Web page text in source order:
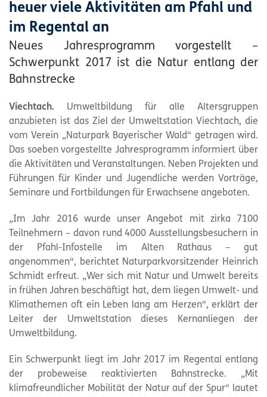
heuer viele Aktivitäten am Pfahl und
im Regental an
Neues Jahresprogramm vorgestellt –
Schwerpunkt 2017 ist die Natur entlang der
Bahnstrecke
Viechtach. Umweltbildung für alle Altersgruppen
anzubieten ist das Ziel der Umweltstation Viechtach, die
vom Verein „NaturparkBayerischer Wald“ getragen wird.
Das soeben vorgestellte Jahresprogramm informiert über
die Aktivitäten und Veranstaltungen. Neben Projekten und
Führungen für Kinder und Jugendliche werden Vorträge,
Seminare und Fortbildungen für Erwachsene angeboten.
„Im Jahr 2016 wurde unser Angebot mit zirka 7100
Teilnehmern – davon rund 4000 Ausstellungsbesuchern in
der Pfahl-Infostelle im Alten Rathaus – gut
angenommen“, berichtet Naturparkvorsitzender Heinrich
Schmidt erfreut. „Wer sich mit Natur und Umwelt bereits
in frühen Jahren beschäftigt hat, dem liegen Umwelt- und
Klimathemen oft ein Leben lang am Herzen“, erklärt der
Leiter der Umweltstation dieses Kernanliegen der
Umweltbildung.
Ein Schwerpunkt liegt im Jahr 2017 im Regental entlang
der probeweise reaktivierten Bahnstrecke. „Mit
klimafreundlicher Mobilität der Natur auf der Spur“ lautet